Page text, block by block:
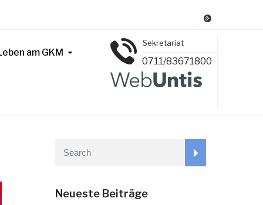
am GKM
Sekretariat
0711/83671800
Neueste Beiträge